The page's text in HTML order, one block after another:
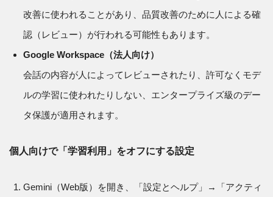
改善に使われることがあり、品質改善のために人による確
認（レビュー）が行われる可能性もあります。
Google Workspace（法人向け）
会話の内容が人によってレビューされたり、許可なくモデ
ルの学習に使われたりしない、エンタープライズ級のデー
タ保護が適用されます。
個人向けで「学習利用」をオフにする設定
Gemini（Web版）を開き、「設定とヘルプ」→「アクティ